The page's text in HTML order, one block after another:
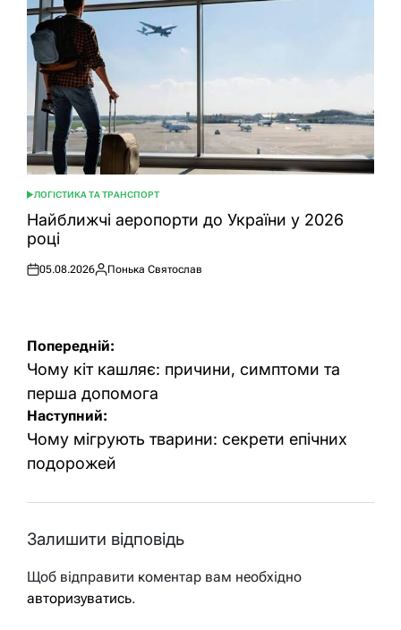
ОПУБЛІКУВАТИ
У
ЛОГІСТИКА ТА ТРАНСПОРТ
Найближчі аеропорти до України у 2026
році
Оприлюднено
05.08.2026
Опубліковано
Понька Святослав
Навігація
записів
Попередній:
Чому кіт кашляє: причини, симптоми та
перша допомога
Наступний:
Чому мігрують тварини: секрети епічних
подорожей
Залишити відповідь
Щоб відправити коментар вам необхідно
авторизуватись.